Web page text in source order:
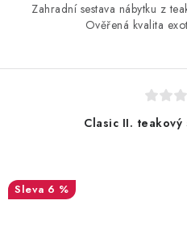
Zahradní sestava nábytku z
Ověřená kvalita
Clasic II. teakový
6 %